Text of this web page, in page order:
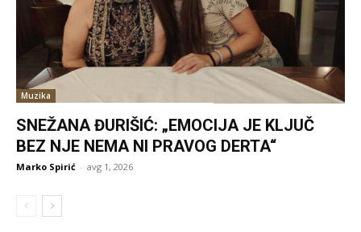
Muzika
SNEŽANA ĐURIŠIĆ: „EMOCIJA JE KLJUČ
BEZ NJE NEMA NI PRAVOG DERTA“
Marko Spirić - avg 1, 2026